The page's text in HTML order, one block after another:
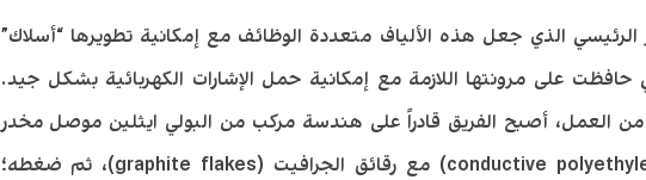
الرئيسي الذي جعل هذه الألياف متعددة الوظائف مع إمكانية تطويرها “أسلاك”
حافظت على مرونتها اللازمة مع إمكانية حمل الإشارات الكهربائية بشكل جيد.
من العمل، أصبح الفريق قادراً على هندسة مركب من البولي ايثلين موصل مخدر
(conductive polyethylene doped) مع رقائق الجرافيت (graphite flakes)، ثم ضغطه؛